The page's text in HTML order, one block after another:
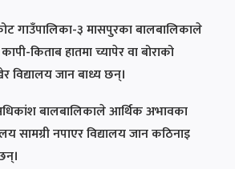
गाउँपालिका-३ मासपुरका बालबालिकाले
किताब हातमा च्यापेर वा बोराको
विद्यालय जान बाध्य छन्।
बालबालिकाले आर्थिक अभावका
सामग्री नपाएर विद्यालय जान कठिनाइ